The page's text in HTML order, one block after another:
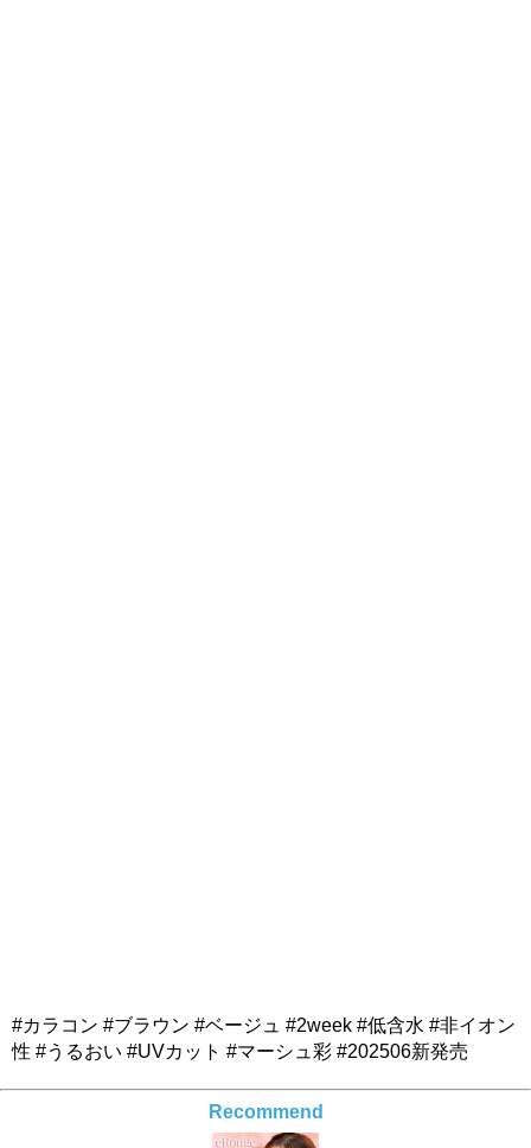
#カラコン #ブラウン #ベージュ #2week #低含水 #非イオン
性 #うるおい #UVカット #マーシュ彩 #202506新発売
Recommend